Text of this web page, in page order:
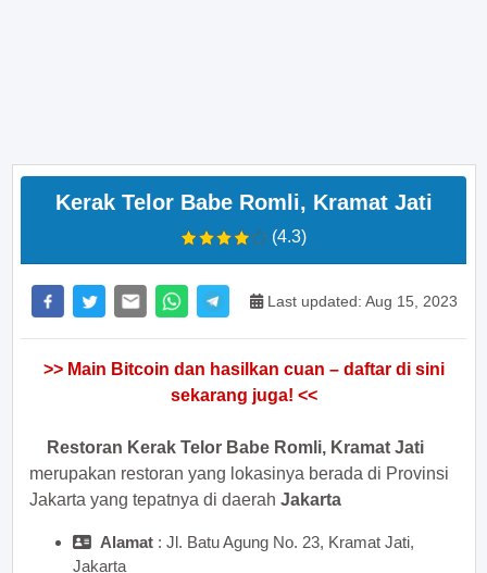
Kerak Telor Babe Romli, Kramat Jati
(4.3)
Last updated: Aug 15, 2023
>> Main Bitcoin dan hasilkan cuan – daftar di sini
sekarang juga! <<
Restoran Kerak Telor Babe Romli, Kramat Jati
merupakan restoran yang lokasinya berada di Provinsi
Jakarta yang tepatnya di daerah Jakarta
Alamat : Jl. Batu Agung No. 23, Kramat Jati,
Jakarta